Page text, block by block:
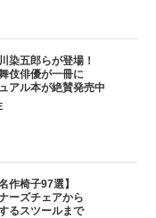
染五郎らが登場！
伎俳優が一冊に
アル本が絶賛発売中
作椅子97選】
ーズチェアから
るスツールまで